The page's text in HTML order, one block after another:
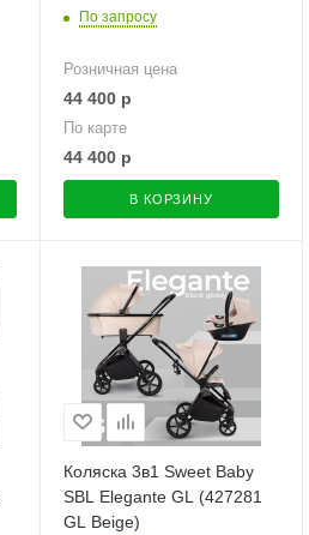
По запросу
Розничная цена
44 400 р
По карте
44 400 р
В КОРЗИНУ
Коляска 3в1 Sweet Baby
SBL Elegante GL (427281
GL Beige)